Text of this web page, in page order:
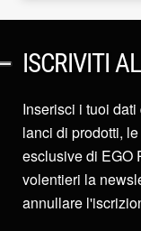
ISCRIVITI AL
Inserisci i tuoi
lanci di prodotti,
esclusive di EGO
volentieri la
annullare